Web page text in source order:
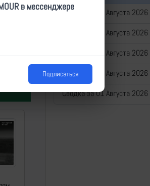
Сводка за 05 Августа 2026
Сводка за 04 Августа 2026
Сводка за 03 Августа 2026
Сводка за 02 Августа 2026
Сводка за 01 Августа 2026
в мессенджере
Подписаться